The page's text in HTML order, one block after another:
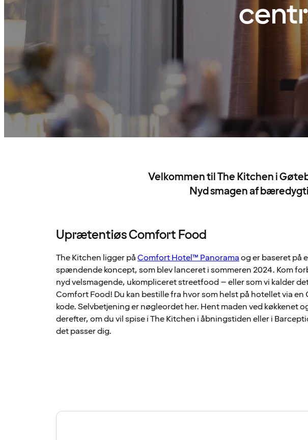
Velkommen til The Kitchen i
Nyd smagen af
Uprætentiøs Comfort Food
The Kitchen ligger påComfort Hotel™ Panoramaog er baseret på
spændende koncept, som blev lanceret i sommeren 2024. Kom
nyd velsmagende, ukompliceret streetfood – eller som vi kalder
Comfort Food! Du kan bestille fra hvor som helst på hotellet via en
kode. Selvbetjening er nøgleordet her. Hent maden ved køkkenet
derefter, om du vil spise i The Kitchen i åbningstiden eller i
det passer dig.